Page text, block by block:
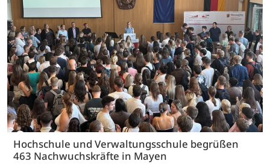
Hochschule und Verwaltungsschule begrüßen
463 Nachwuchskräfte in Mayen